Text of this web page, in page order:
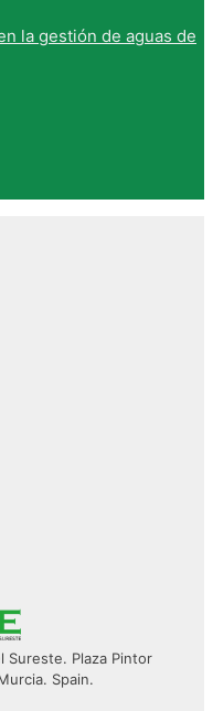
la gestión de aguas de
Sureste. Plaza Pintor
Spain.